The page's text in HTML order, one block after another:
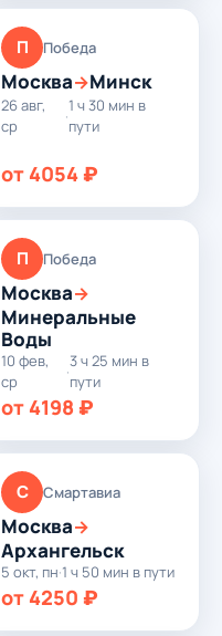
П Победа
Москва→Минск
26 авг,
ср
·
1 ч 30 мин в
пути
от 4054 ₽
П Победа
Москва→
Минеральные
Воды
10 фев,
ср
·
3 ч 25 мин в
пути
от 4198 ₽
С Смартавиа
Москва→
Архангельск
5 окт, пн·1 ч 50 мин в пути
от 4250 ₽